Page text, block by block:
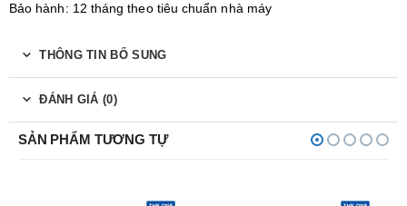
Bảo hành: 12 tháng theo tiêu chuẩn nhà máy
THÔNG TIN BỔ SUNG
ĐÁNH GIÁ (0)
SẢN PHẨM TƯƠNG TỰ